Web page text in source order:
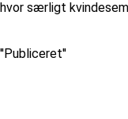
hvor særligt
''Publiceret''